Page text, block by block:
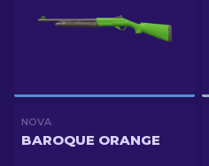
NOVA
BAROQUE ORANGE